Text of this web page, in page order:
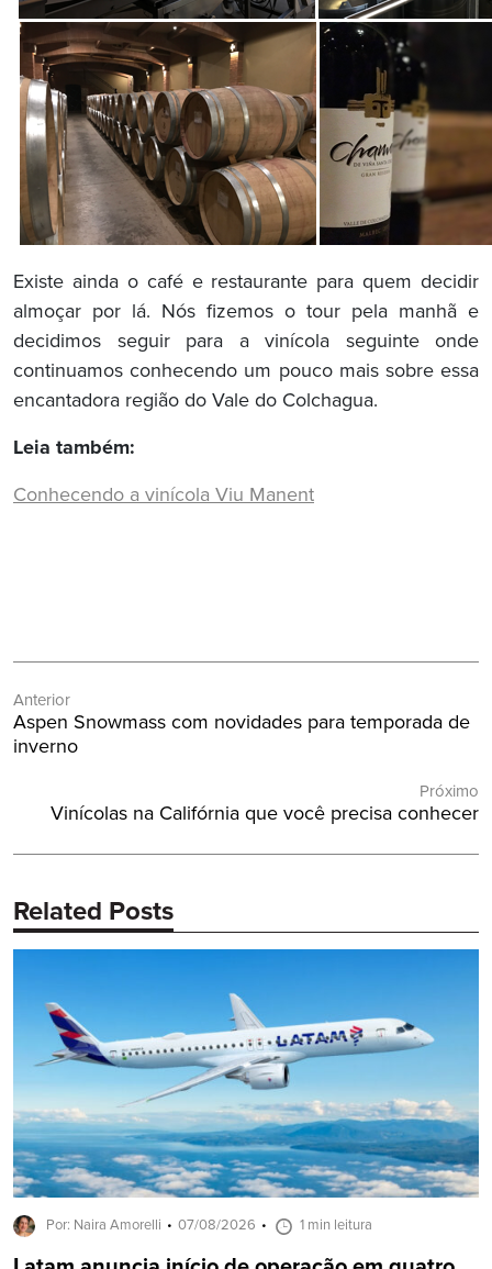
Existe ainda o café e restaurante para quem decidir
almoçar por lá. Nós fizemos o tour pela manhã e
decidimos seguir para a vinícola seguinte onde
continuamos conhecendo um pouco mais sobre essa
encantadora região do Vale do Colchagua.
Leia também:
Conhecendo a vinícola Viu Manent
de
Post
Anterior
Post
Anterior:
Aspen Snowmass com novidades para temporada de
inverno
Próximo
Próximo
Vinícolas na Califórnia que você precisa conhecer
Related Posts
Por: Naira Amorelli 07/08/2026 1 min leitura